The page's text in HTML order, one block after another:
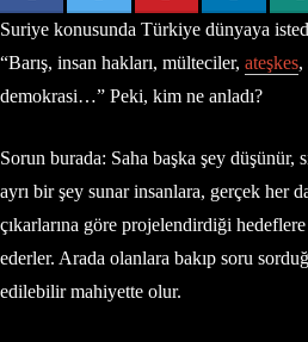
Suriye konusunda Türkiye dünyaya
“Barış, insan hakları, mülteciler, ateşkes,
demokrasi…” Peki, kim ne anladı?
Sorun burada: Saha başka şey düşünür,
ayrı bir şey sunar insanlara, gerçek her
çıkarlarına göre projelendirdiği
ederler. Arada olanlara bakıp soru
edilebilir mahiyette olur.